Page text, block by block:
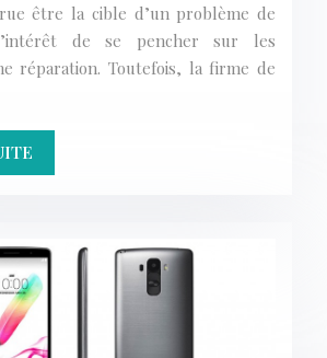
être la cible d’un problème de
de se pencher sur les
réparation. Toutefois, la firme de